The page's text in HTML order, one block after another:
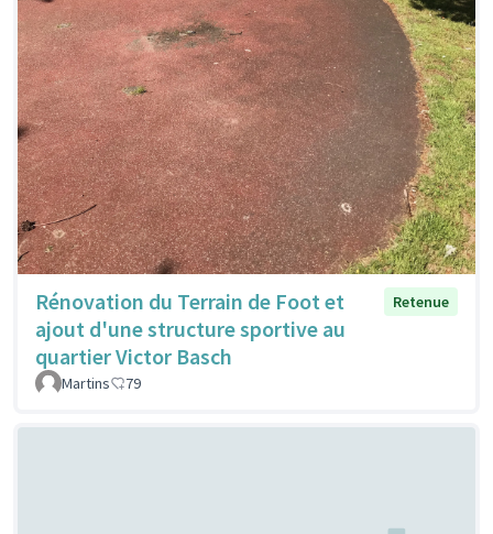
Rénovation du Terrain de Foot et
ajout d'une structure sportive au
quartier Victor Basch
Retenue
Martins 79